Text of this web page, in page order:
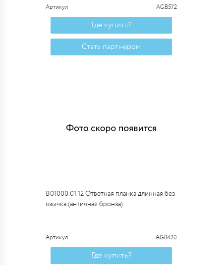
Артикул AGB572
Где купить?
Стать партнером
B01000.01.12 Ответная планка длинная без
язычка (античная бронза)
Артикул AGB420
Где купить?